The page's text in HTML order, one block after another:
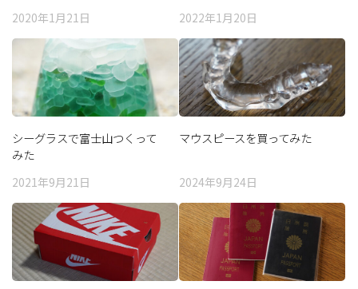
2020年1月21日 2022年1月20日
シーグラスで富士山つくって
みた
2021年9月21日
マウスピースを買ってみた
2024年9月24日